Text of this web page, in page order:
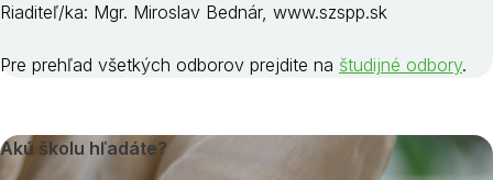
Riaditeľ/ka: Mgr. Miroslav Bednár, www.szspp.sk
Pre prehľad všetkých odborov prejdite na študijné odbory.
Akú školu hľadáte?